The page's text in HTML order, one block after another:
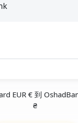
EUR € 到
₴